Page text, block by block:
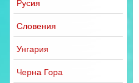
Русия
Словения
Унгария
Черна Гора